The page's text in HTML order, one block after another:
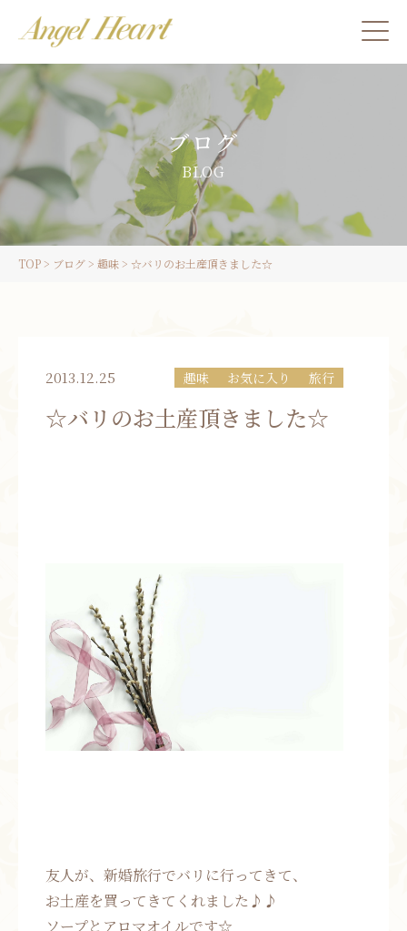
施術をご希望の方
カウンセリングをご希望の方へ
スクール受講生の方へ
お問い合わせ
ブログ
BLOG
TOP> ブログ> 趣味> ☆バリのお土産頂きました☆
2013.12.25 趣味 お気に入り 旅行
☆バリのお土産頂きました☆
友人が、新婚旅行でバリに行ってきて、
お土産を買ってきてくれました♪♪
ソープとアロマオイルです☆